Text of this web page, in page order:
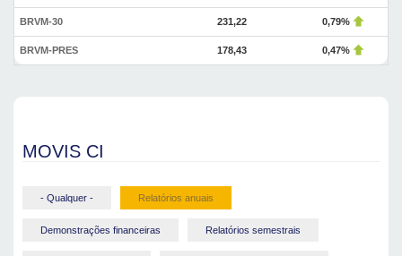
BRVM-30 231,22 0,79%
BRVM-PRES 178,43 0,47%
MOVIS CI
- Qualquer - Relatórios anuais
Demonstrações financeiras Relatórios semestrais